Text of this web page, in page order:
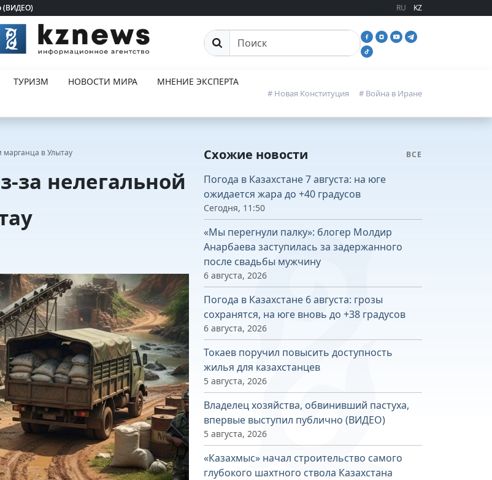
(ВИДЕО)
(ВИДЕО) RU KZ
Поиск
ТУРИЗМ НОВОСТИ МИРА
МНЕНИЕ ЭКСПЕРТА
# Новая Конституция # Война в Иране
марганца в Улытау
за нелегальной
Схожие новости ВСЕ
Погода в Казахстане 7 августа: на юге
ожидается жара до +40 градусов
Сегодня, 11:50
«Мы перегнули палку»: блогер Молдир
Анарбаева заступилась за задержанного
после свадьбы мужчину
6 августа, 2026
Погода в Казахстане 6 августа: грозы
сохранятся, на юге вновь до +38 градусов
6 августа, 2026
Токаев поручил повысить доступность
жилья для казахстанцев
5 августа, 2026
Владелец хозяйства, обвинивший пастуха,
впервые выступил публично (ВИДЕО)
5 августа, 2026
«Казахмыс» начал строительство самого
глубокого шахтного ствола Казахстана